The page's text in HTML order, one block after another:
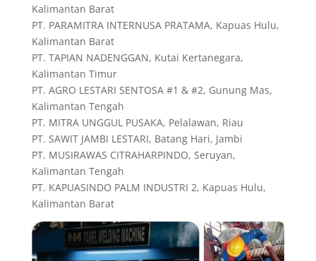
Kalimantan Barat
PT. PARAMITRA INTERNUSA PRATAMA, Kapuas Hulu,
Kalimantan Barat
PT. TAPIAN NADENGGAN, Kutai Kertanegara,
Kalimantan Timur
PT. AGRO LESTARI SENTOSA #1 & #2, Gunung Mas,
Kalimantan Tengah
PT. MITRA UNGGUL PUSAKA, Pelalawan, Riau
PT. SAWIT JAMBI LESTARI, Batang Hari, Jambi
PT. MUSIRAWAS CITRAHARPINDO, Seruyan,
Kalimantan Tengah
PT. KAPUASINDO PALM INDUSTRI 2, Kapuas Hulu,
Kalimantan Barat